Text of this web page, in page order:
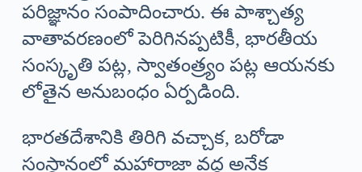
పరిజ్ఞానం సంపాదించారు. ఈ పాశ్చాత్య
వాతావరణంలో పెరిగినప్పటికీ, భారతీయ
సంస్కృతి పట్ల, స్వాతంత్ర్యం పట్ల ఆయనకు
లోతైన అనుబంధం ఏర్పడింది.
భారతదేశానికి తిరిగి వచ్చాక, బరోడా
సంస్థానంలో మహారాజా వద్ద అనేక